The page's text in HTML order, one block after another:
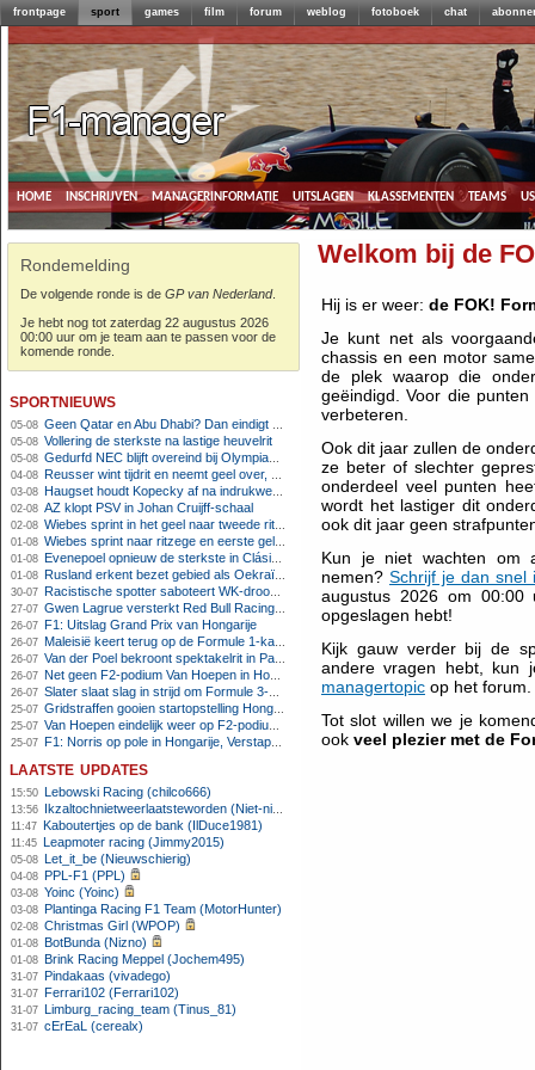
frontpage sport games film forum weblog fotoboek chat
home inschrijven managerinformatie uitslagen klassementen teams
Rondemelding
De volgende ronde is de GP van Nederland.
Je hebt nog tot zaterdag 22 augustus 2026
00:00 uur om je team aan te passen voor de
komende ronde.
sportnieuws
05-08 Geen Qatar en Abu Dhabi? Dan eindigt Formule 1-seizoen mogelijk in Europa
05-08 Vollering de sterkste na lastige heuvelrit
05-08 Gedurfd NEC blijft overeind bij Olympiakos
04-08 Reusser wint tijdrit en neemt geel over, Nooijen knap tweede
03-08 Haugset houdt Kopecky af na indrukwekkende solo van 86 kilometer
02-08 AZ klopt PSV in Johan Cruijff-schaal
02-08 Wiebes sprint in het geel naar tweede ritzege
01-08 Wiebes sprint naar ritzege en eerste gele trui in Tour Femmes
01-08 Evenepoel opnieuw de sterkste in Clásica San Sebastián
01-08 Rusland erkent bezet gebied als Oekraïens voor opheffing IOC-schorsing
30-07 Racistische spotter saboteert WK-droom van powerliftster
27-07 Gwen Lagrue versterkt Red Bull Racing vanaf 2027
26-07 F1: Uitslag Grand Prix van Hongarije
26-07 Maleisië keert terug op de Formule 1-kalender in 2026
26-07 Van der Poel bekroont spektakelrit in Parijs met nipte zege; eindzege Pogacar
26-07 Net geen F2-podium Van Hoepen in Hongarije, Leon maakt indruk
26-07 Slater slaat slag in strijd om Formule 3-kampioenschap op Hungaroring
25-07 Gridstraffen gooien startopstelling Hongaarse Grand Prix flink overhoop
25-07 Van Hoepen eindelijk weer op F2-podium, Mini wint sprintrace op Hungaroring
25-07 F1: Norris op pole in Hongarije, Verstappen zesde
laatste updates
15:50 Lebowski Racing (chilco666)
13:56 Ikzaltochnietweerlaatsteworden (Niet-niels)
11:47 Kaboutertjes op de bank (IlDuce1981)
11:45 Leapmoter racing (Jimmy2015)
05-08 Let_it_be (Nieuwschierig)
04-08 PPL-F1 (PPL)
03-08 Yoinc (Yoinc)
03-08 Plantinga Racing F1 Team (MotorHunter)
02-08 Christmas Girl (WPOP)
01-08 BotBunda (Nizno)
01-08 Brink Racing Meppel (Jochem495)
31-07 Pindakaas (vivadego)
31-07 Ferrari102 (Ferrari102)
31-07 Limburg_racing_team (Tinus_81)
31-07 cErEaL (cerealx)
Welkom bij de
Hij is er weer: de FOK!
Je kunt net als
chassis en een motor
de plek waarop die
geëindigd. Voor die
verbeteren.
Ook dit jaar zullen de
ze beter of slechter
onderdeel veel punten
wordt het lastiger dit
ook dit jaar geen
Kun je niet wachten om
nemen? Schrijf je dan snel
augustus 2026 om
opgeslagen hebt!
Kijk gauw verder bij de
andere vragen hebt,
managertopic op het forum.
Tot slot willen we je
ook veel plezier met de